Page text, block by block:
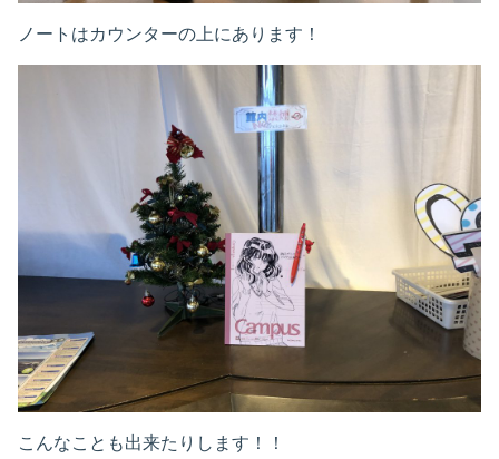
ノートはカウンターの上にあります！
こんなことも出来たりします！！